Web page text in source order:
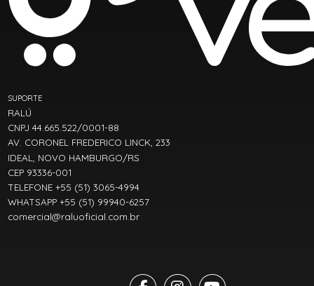
SUPORTE
RALÚ
CNPJ 44.665.522/0001-88
AV. CORONEL FREDERICO LINCK, 233
IDEAL, NOVO HAMBURGO/RS
CEP 93336-001
TELEFONE +55 (51) 3065-4994
WHATSAPP +55 (51) 99940-6257
comercial@raluoficial.com.br